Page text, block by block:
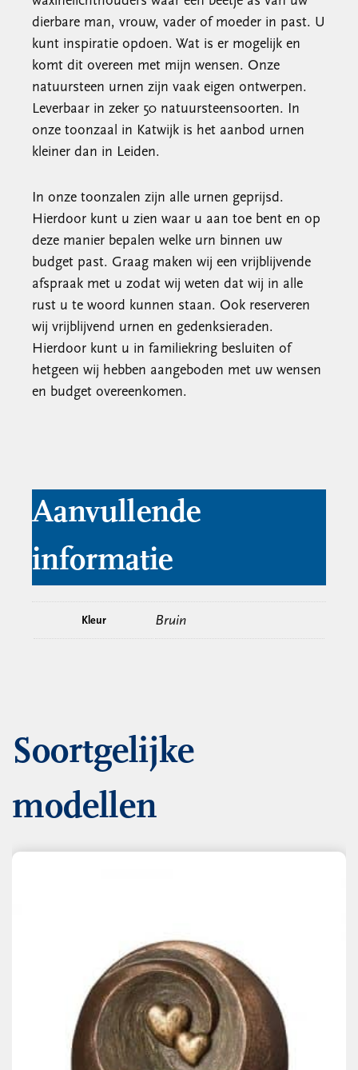
dierbare man, vrouw, vader of moeder in past. U
kunt inspiratie opdoen. Wat is er mogelijk en
komt dit overeen met mijn wensen. Onze
natuursteen urnen zijn vaak eigen ontwerpen.
Leverbaar in zeker 50 natuursteensoorten. In
onze toonzaal in Katwijk is het aanbod urnen
kleiner dan in Leiden.
In onze toonzalen zijn alle urnen geprijsd.
Hierdoor kunt u zien waar u aan toe bent en op
deze manier bepalen welke urn binnen uw
budget past. Graag maken wij een vrijblijvende
afspraak met u zodat wij weten dat wij in alle
rust u te woord kunnen staan. Ook reserveren
wij vrijblijvend urnen en gedenksieraden.
Hierdoor kunt u in familiekring besluiten of
hetgeen wij hebben aangeboden met uw wensen
en budget overeenkomen.
Aanvullende
informatie
Kleur Bruin
Soortgelijke
modellen